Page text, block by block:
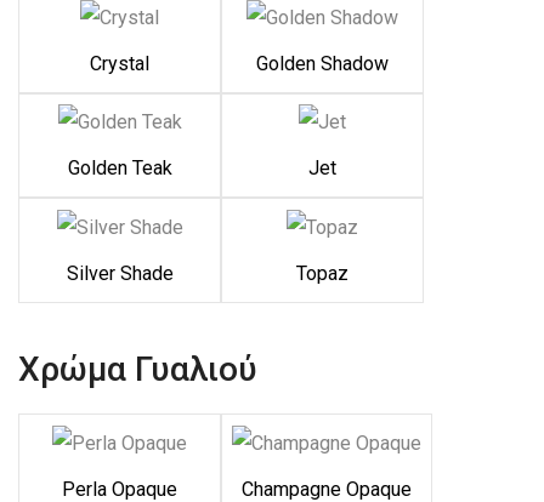
Crystal Golden Shadow
Golden Teak Jet
Silver Shade Topaz
Χρώμα Γυαλιού
Perla Opaque Champagne Opaque